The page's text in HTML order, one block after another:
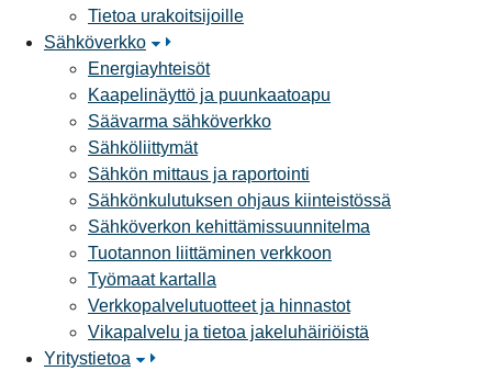
Tietoa urakoitsijoille
Sähköverkko
Energiayhteisöt
Kaapelinäyttö ja puunkaatoapu
Säävarma sähköverkko
Sähköliittymät
Sähkön mittaus ja raportointi
Sähkönkulutuksen ohjaus kiinteistössä
Sähköverkon kehittämissuunnitelma
Tuotannon liittäminen verkkoon
Työmaat kartalla
Verkkopalvelutuotteet ja hinnastot
Vikapalvelu ja tietoa jakeluhäiriöistä
Yritystietoa